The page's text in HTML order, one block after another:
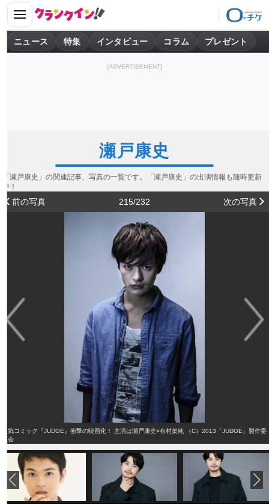
ニュース 特集 インタビュー コラム プレゼント
[ADVERTISEMENT]
瀬戸康史
「瀬戸康史」の関連記事、写真の一覧です。「瀬戸康史」の出演情報も随時更新
中！
前の写真 215/232 次の写真
人気コミック『JUDGE』衝撃の映画化！ 主演は瀬戸康史×有村架純 （C）2013「JUDGE」製作委
員会